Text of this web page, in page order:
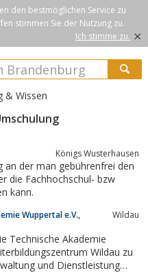
den bestmöglichen Service zu
stimmen Sie der Nutzung zu.
Ich stimme zu. ×
& Wissen
Königs Wusterhausen
an der man gebührenfrei den
die Fachhochschul- bzw
kann.
Wuppertal e.V.,
Wildau
Technische Akademie
Wildau zu